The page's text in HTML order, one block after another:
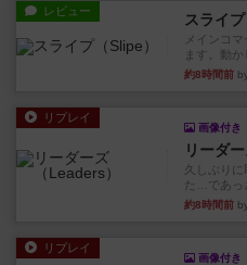
レビュー スライプ
メインコ
ます。動
約8時間前
リプレイ
画像付き
リーダ
久しぶり
た…であっ
約8時間前
リプレイ
画像付き